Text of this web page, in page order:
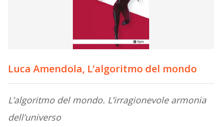
Luca Amendola, L’algoritmo del mondo
L’algoritmo del mondo. L’irragionevole armonia
dell’universo